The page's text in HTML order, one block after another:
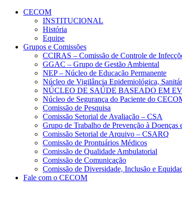
Conteúdo principal
CECOM
INSTITUCIONAL
História
Equipe
Grupos e Comissões
CCIRAS – Comissão de Controle de
GGAC – Grupo de Gestão Ambiental
NEP – Núcleo de Educação Permanente
Núcleo de Vigilância Epidemiológica,
NÚCLEO DE SAÚDE BASEADO EM
Núcleo de Segurança do Paciente do
Comissão de Pesquisa
Comissão Setorial de Avaliação – CSA
Grupo de Trabalho de Prevenção à Doenças
Comissão Setorial de Arquivo – CSARQ
Comissão de Prontuários Médicos
Comissão de Qualidade Ambulatorial
Comissão de Comunicação
Comissão de Diversidade, Inclusão e
Fale com o CECOM